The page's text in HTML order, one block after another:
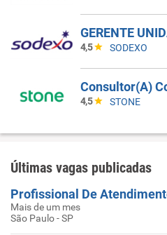
4,5 SODEXO
Consultor(A)
4,5 STONE
Últimas vagas publicadas
Mais de um mes
São Paulo - SP